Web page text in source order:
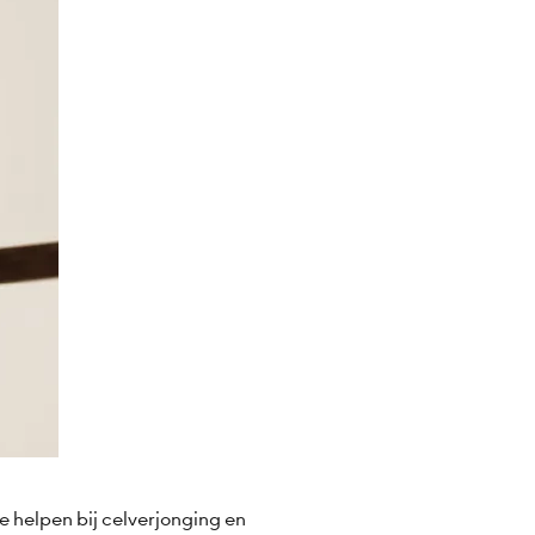
helpen bij celverjonging en